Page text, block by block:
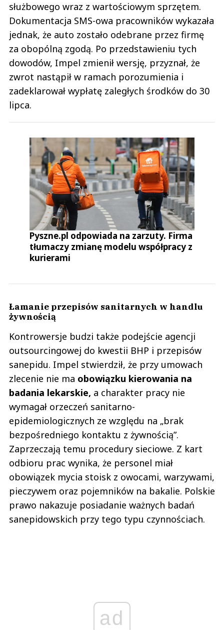
służbowego wraz z wartościowym sprzętem.
Dokumentacja SMS-owa pracowników wykazała
jednak, że auto zostało odebrane przez firmę
za obopólną zgodą. Po przedstawieniu tych
dowodów, Impel zmienił wersję, przyznał, że
zwrot nastąpił w ramach porozumienia i
zadeklarował wypłatę zaległych środków do 30
lipca.
Pyszne.pl odpowiada na zarzuty. Firma
tłumaczy zmianę modelu współpracy z
kurierami
Łamanie przepisów sanitarnych w handlu
żywnością
Kontrowersje budzi także podejście agencji
outsourcingowej do kwestii BHP i przepisów
sanepidu. Impel stwierdził, że przy umowach
zlecenie nie ma obowiązku kierowania na
badania lekarskie, a charakter pracy nie
wymagał orzeczeń sanitarno-
epidemiologicznych ze względu na „brak
bezpośredniego kontaktu z żywnością”.
Zaprzeczają temu procedury sieciowe. Z kart
odbioru prac wynika, że personel miał
obowiązek mycia stoisk z owocami, warzywami,
pieczywem oraz pojemników na bakalie. Polskie
prawo nakazuje posiadanie ważnych badań
sanepidowskich przy tego typu czynnościach.
ad